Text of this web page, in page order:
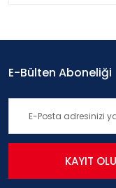
E-Bülten Aboneliği
KAYIT